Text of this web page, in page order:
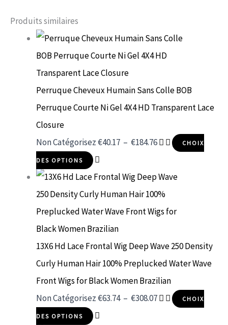
Produits similaires
Perruque Cheveux Humain Sans Colle BOB
Perruque Courte Ni Gel 4X4 HD Transparent Lace
Closure
Non Catégorisez€40.17 – €184.76 CHOIX
DES OPTIONS
13X6 Hd Lace Frontal Wig Deep Wave 250 Density
Curly Human Hair 100% Preplucked Water Wave
Front Wigs for Black Women Brazilian
Non Catégorisez€63.74 – €308.07 CHOIX
DES OPTIONS